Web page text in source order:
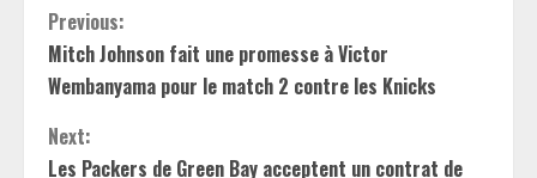
C
o
n
Previous:
Mitch Johnson fait une promesse à Victor
Wembanyama pour le match 2 contre les Knicks
Next:
Les Packers de Green Bay acceptent un contrat de